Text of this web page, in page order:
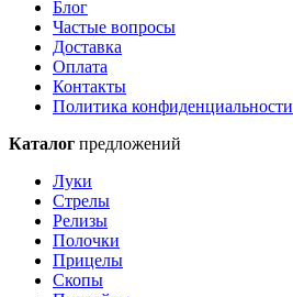
Блог
Частые вопросы
Доставка
Оплата
Контакты
Политика конфиденциальности
Каталог предложений
Луки
Стрелы
Релизы
Полочки
Прицелы
Скопы